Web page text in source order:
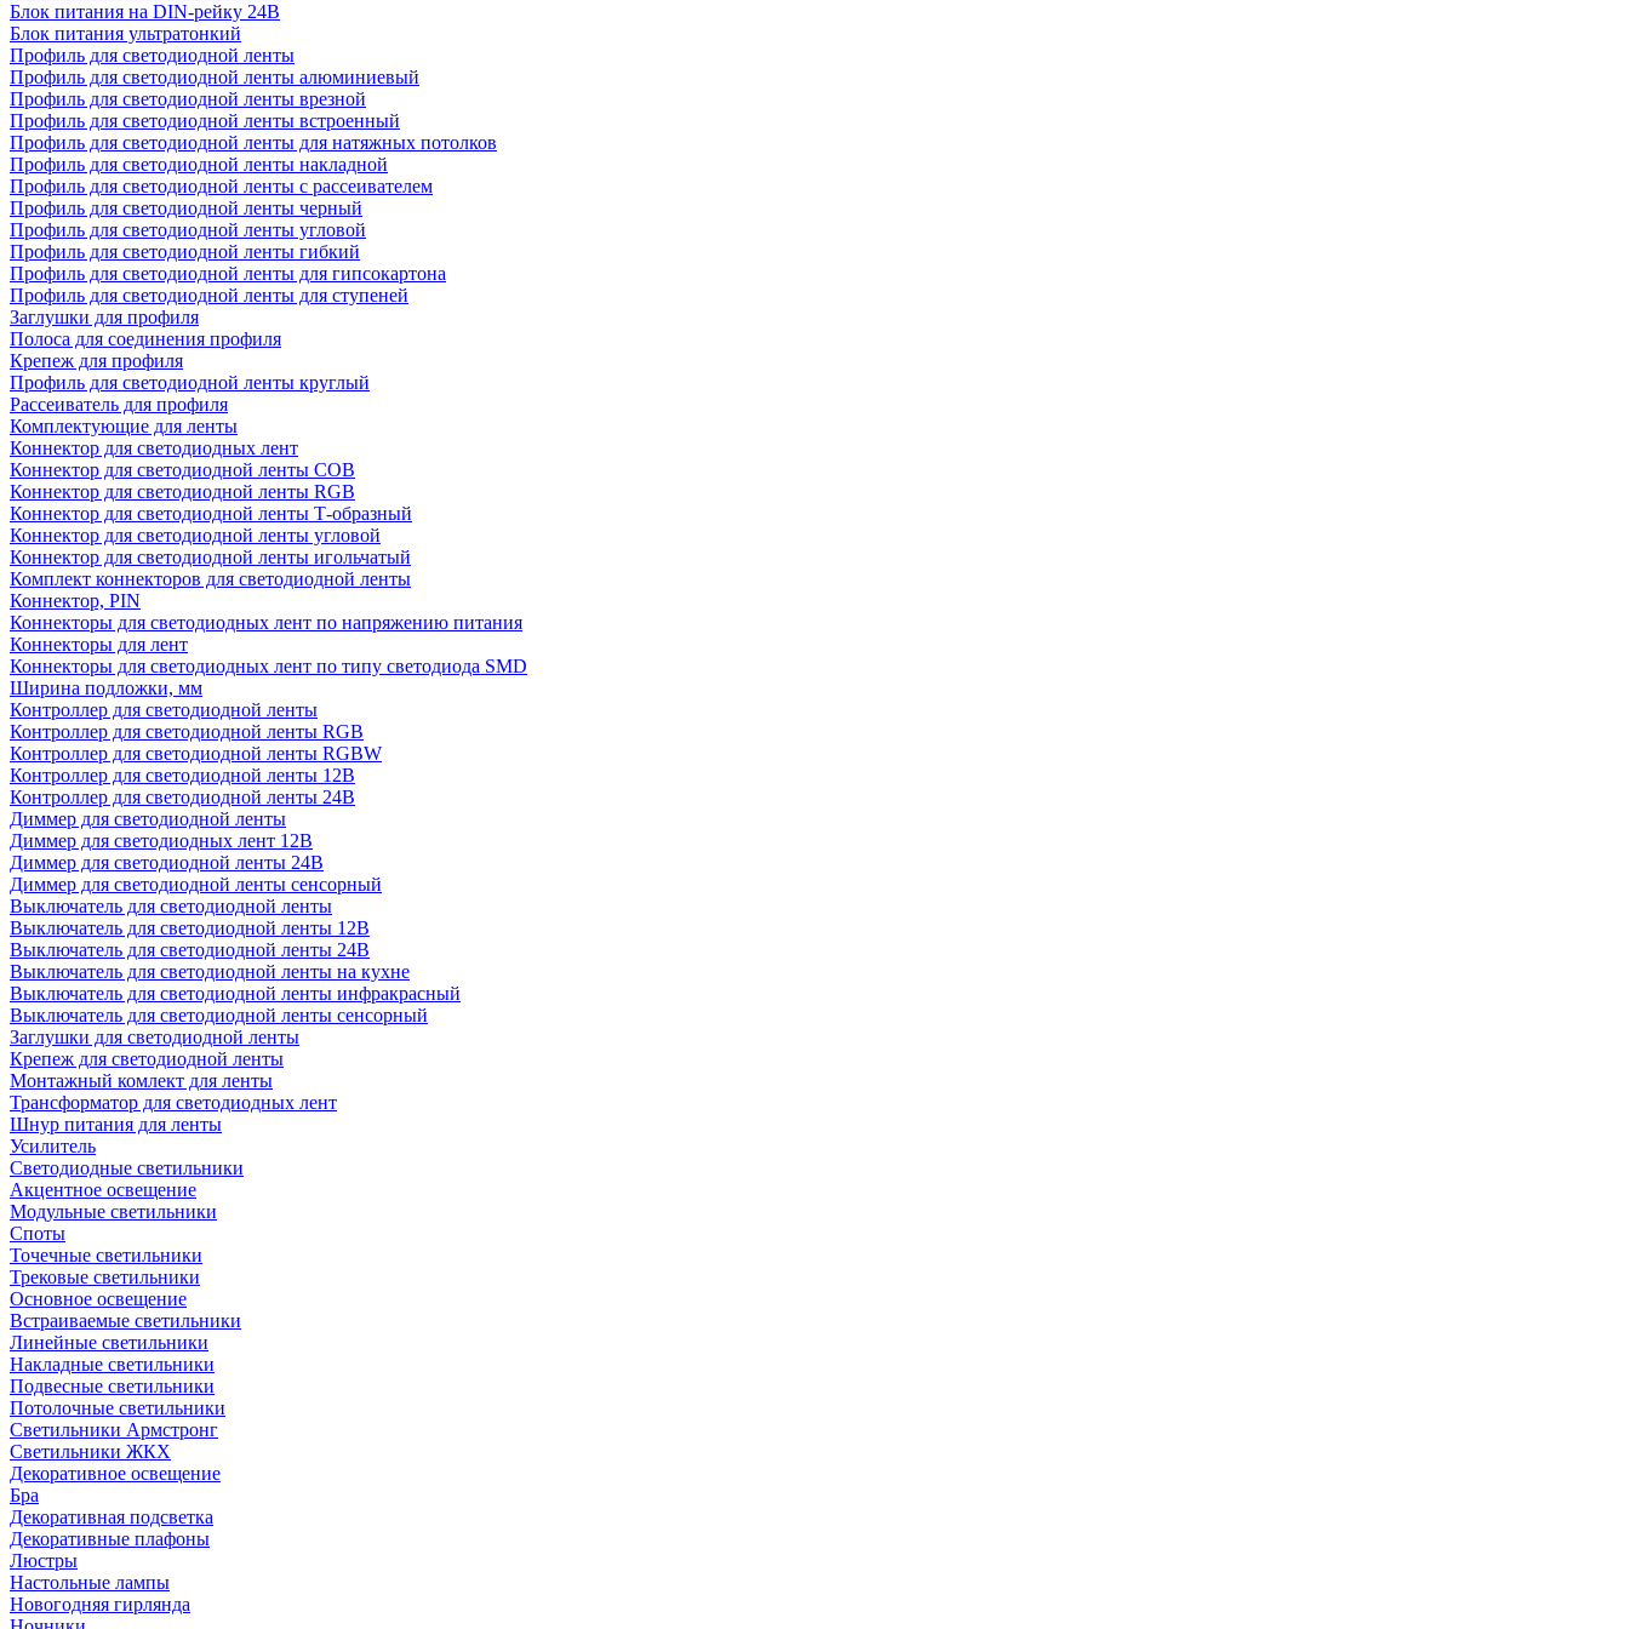
Блок питания на DIN-рейку 24В
Блок питания ультратонкий
Профиль для светодиодной ленты
Профиль для светодиодной ленты алюминиевый
Профиль для светодиодной ленты врезной
Профиль для светодиодной ленты встроенный
Профиль для светодиодной ленты для натяжных потолков
Профиль для светодиодной ленты накладной
Профиль для светодиодной ленты с рассеивателем
Профиль для светодиодной ленты черный
Профиль для светодиодной ленты угловой
Профиль для светодиодной ленты гибкий
Профиль для светодиодной ленты для гипсокартона
Профиль для светодиодной ленты для ступеней
Заглушки для профиля
Полоса для соединения профиля
Крепеж для профиля
Профиль для светодиодной ленты круглый
Рассеиватель для профиля
Комплектующие для ленты
Коннектор для светодиодных лент
Коннектор для светодиодной ленты COB
Коннектор для светодиодной ленты RGB
Коннектор для светодиодной ленты Т-образный
Коннектор для светодиодной ленты угловой
Коннектор для светодиодной ленты игольчатый
Комплект коннекторов для светодиодной ленты
Коннектор, PIN
Коннекторы для светодиодных лент по напряжению питания
Коннекторы для лент
Коннекторы для светодиодных лент по типу светодиода SMD
Ширина подложки, мм
Контроллер для светодиодной ленты
Контроллер для светодиодной ленты RGB
Контроллер для светодиодной ленты RGBW
Контроллер для светодиодной ленты 12В
Контроллер для светодиодной ленты 24В
Диммер для светодиодной ленты
Диммер для светодиодных лент 12В
Диммер для светодиодной ленты 24В
Диммер для светодиодной ленты сенсорный
Выключатель для светодиодной ленты
Выключатель для светодиодной ленты 12В
Выключатель для светодиодной ленты 24В
Выключатель для светодиодной ленты на кухне
Выключатель для светодиодной ленты инфракрасный
Выключатель для светодиодной ленты сенсорный
Заглушки для светодиодной ленты
Крепеж для светодиодной ленты
Монтажный комлект для ленты
Трансформатор для светодиодных лент
Шнур питания для ленты
Усилитель
Светодиодные светильники
Акцентное освещение
Модульные светильники
Споты
Точечные светильники
Трековые светильники
Основное освещение
Встраиваемые светильники
Линейные светильники
Накладные светильники
Подвесные светильники
Потолочные светильники
Светильники Армстронг
Светильники ЖКХ
Декоративное освещение
Бра
Декоративная подсветка
Декоративные плафоны
Люстры
Настольные лампы
Новогодняя гирлянда